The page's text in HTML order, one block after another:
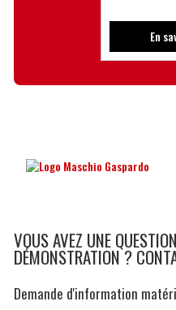
En
VOUS AVEZ UNE
DÉMONSTRATION ?
Demande d'information